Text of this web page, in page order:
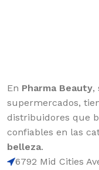
En Pharma Beauty,
supermercados,
distribuidores que
confiables en las
belleza.
6792 Mid Cities